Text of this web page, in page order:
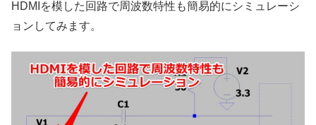
HDMIを模した回路で周波数特性も簡易的にシミュレーシ
ョンしてみます。